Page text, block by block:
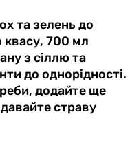
та зелень до
квасу, 700 мл
з сіллю та
до однорідності.
додайте ще
страву